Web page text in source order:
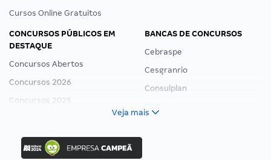
Cursos Online Gratuitos
CONCURSOS PÚBLICOS EM
DESTAQUE
Concursos Abertos
Concursos 2026
Concursos 2025
Concurso Ibama
Concurso MPU
BANCAS DE CONCURSOS
Cebraspe
Cesgranrio
Consulplan
Veja mais